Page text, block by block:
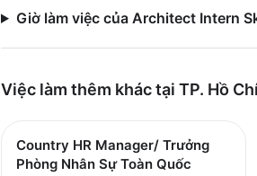
Giờ làm việc của Architect Intern
Việc làm thêm khác tại TP. Hồ
Country HR Manager/ Trưởng
Phòng Nhân Sự Toàn Quốc